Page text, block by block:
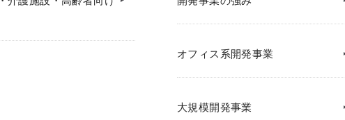
オフィス系開発事業
大規模開発事業